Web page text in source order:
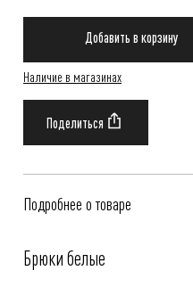
Добавить в корзину
Наличие в магазинах
Подробнее о товаре
Брюки белые